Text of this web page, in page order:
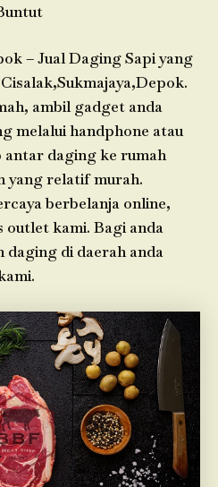
– Jual Daging Sapi yang
ambil gadget anda
melalui handphone atau
antar daging ke rumah
yang relatif murah.
berbelanja online,
outlet kami. Bagi anda
daging di daerah anda